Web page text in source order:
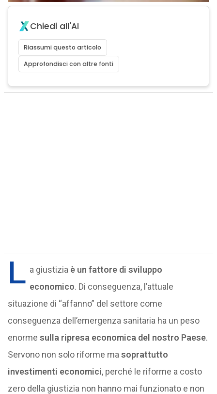
Chiedi all'AI
Riassumi questo articolo
Approfondisci con altre fonti
L a giustizia è un fattore di sviluppo
economico. Di conseguenza, l’attuale
situazione di “affanno” del settore come
conseguenza dell’emergenza sanitaria ha un peso
enorme sulla ripresa economica del nostro Paese.
Servono non solo riforme ma soprattutto
investimenti economici, perché le riforme a costo
zero della giustizia non hanno mai funzionato e non